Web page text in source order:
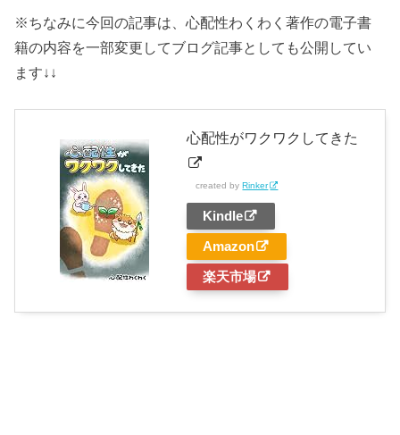
※ちなみに今回の記事は、心配性わくわく著作の電子書
籍の内容を一部変更してブログ記事としても公開してい
ます↓↓
心配性がワクワクしてきた
created byRinker
Kindle
Amazon
楽天市場